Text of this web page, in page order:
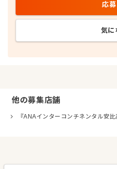
応募
気に
他の募集店舗
『ANAインターコンチネンタル安比